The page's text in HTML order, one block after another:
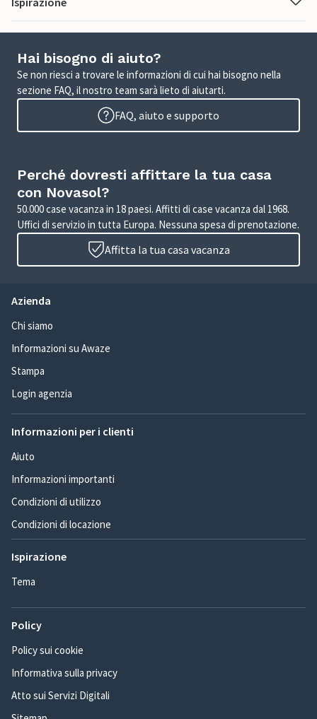
Hai bisogno di aiuto?
Se non riesci a trovare le informazioni di cui hai bisogno nella
sezione FAQ, il nostro team sarà lieto di aiutarti.
FAQ, aiuto e supporto
Perché dovresti affittare la tua casa
con Novasol?
50.000 case vacanza in 18 paesi. Affitti di case vacanza dal 1968.
Uffici di servizio in tutta Europa. Nessuna spesa di prenotazione.
Affitta la tua casa vacanza
Azienda
Chi siamo
Informazioni su Awaze
Stampa
Login agenzia
Informazioni per i clienti
Aiuto
Informazioni importanti
Condizioni di utilizzo
Condizioni di locazione
Ispirazione
Tema
Policy
Policy sui cookie
Informativa sulla privacy
Atto sui Servizi Digitali